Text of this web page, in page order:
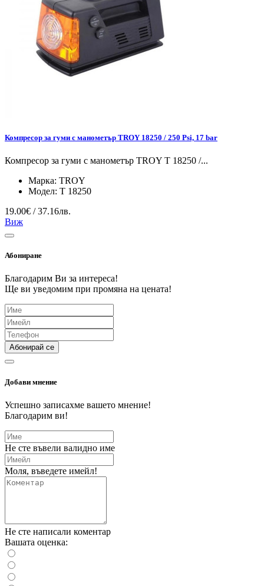
Компресор за гуми с манометър TROY 18250 / 250 Psi, 17 bar
Компресор за гуми с манометър TROY T 18250 /...
Марка: TROY
Модел: T 18250
19.00€ / 37.16лв.
Виж
Абониране
Благодарим Ви за интереса!
Ще ви уведомим при промяна на цената!
Абонирай се
Добави мнение
Успешно записахме вашето мнение!
Благодарим ви!
Не сте въвели валидно име
Моля, въведете имейл!
Не сте написали коментар
Вашата оценка: